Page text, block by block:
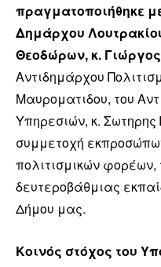
πραγματοποιήθηκε
Δημάρχου
Θεοδώρων, κ.
Αντιδημάρχου
Μαυροματιδου, του
Υπηρεσιών, κ.
συμμετοχή
πολιτισμικών
δευτεροβάθμιας
Δήμου μας.
Κοινός στόχος του